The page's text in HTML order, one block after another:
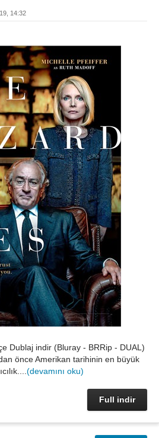
14:32
Dublaj indir (Bluray - BRRip - DUAL)
önce Amerikan tarihinin en büyük
(devamını oku)
Full indir